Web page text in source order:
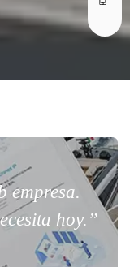
empresa.
hoy.”